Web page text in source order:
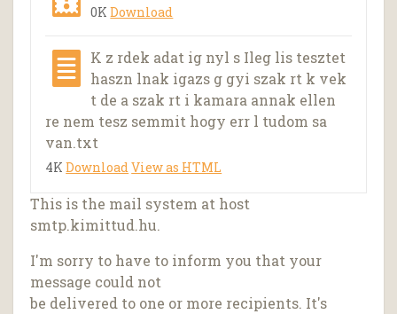
0KDownload
K z rdek adat ig nyl s Ileg lis tesztet
haszn lnak igazs g gyi szak rt k vek
t de a szak rt i kamara annak ellen
re nem tesz semmit hogy err l tudom sa
van.txt
4KDownloadView as HTML
This is the mail system at host
smtp.kimittud.hu.
I'm sorry to have to inform you that your
message could not
be delivered to one or more recipients. It's